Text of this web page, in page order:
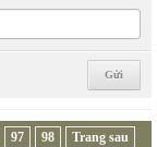
97 98
Trang sau